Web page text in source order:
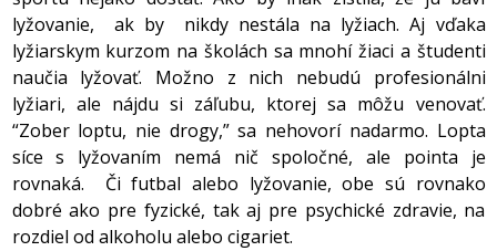
lyžovanie, ak by nikdy nestála na lyžiach. Aj vďaka
lyžiarskym kurzom na školách sa mnohí žiaci a študenti
naučia lyžovať. Možno z nich nebudú profesionálni
lyžiari, ale nájdu si záľubu, ktorej sa môžu venovať.
“Zober loptu, nie drogy,” sa nehovorí nadarmo. Lopta
síce s lyžovaním nemá nič spoločné, ale pointa je
rovnaká. Či futbal alebo lyžovanie, obe sú rovnako
dobré ako pre fyzické, tak aj pre psychické zdravie, na
rozdiel od alkoholu alebo cigariet.